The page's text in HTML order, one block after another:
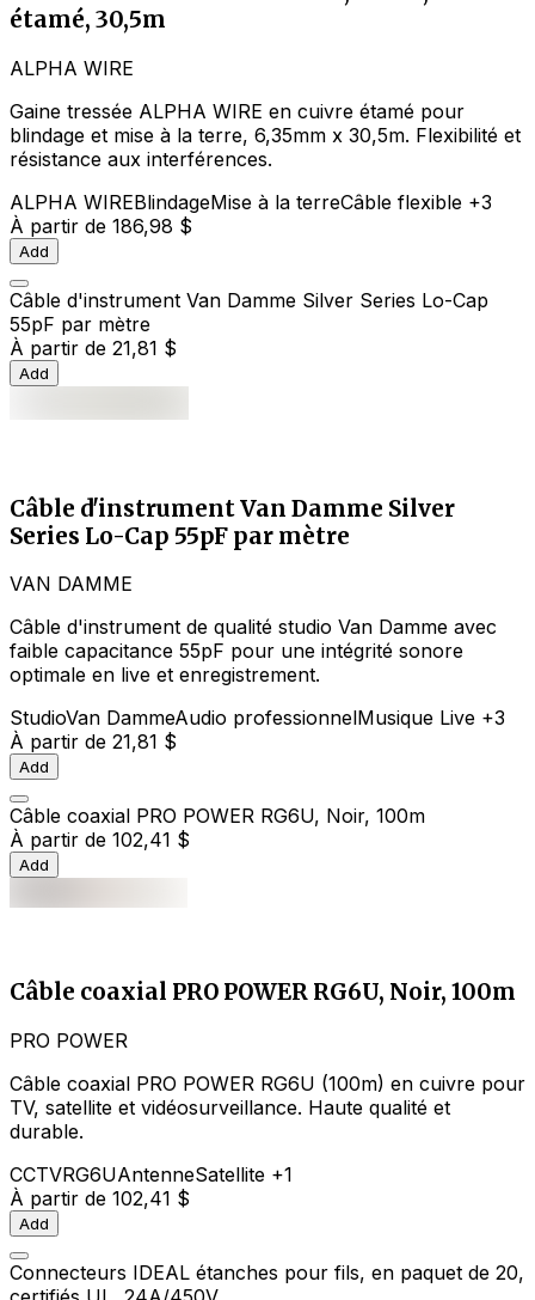
étamé, 30,5m
ALPHA WIRE
Gaine tressée ALPHA WIRE en cuivre étamé pour
blindage et mise à la terre, 6,35mm x 30,5m. Flexibilité et
résistance aux interférences.
ALPHA WIREBlindageMise à la terreCâble flexible +3
À partir de 186,98 $
Add
Câble d'instrument Van Damme Silver Series Lo-Cap
55pF par mètre
À partir de 21,81 $
Add
Câble d'instrument Van Damme Silver
Series Lo-Cap 55pF par mètre
VAN DAMME
Câble d'instrument de qualité studio Van Damme avec
faible capacitance 55pF pour une intégrité sonore
optimale en live et enregistrement.
StudioVan DammeAudio professionnelMusique Live +3
À partir de 21,81 $
Add
Câble coaxial PRO POWER RG6U, Noir, 100m
À partir de 102,41 $
Add
Câble coaxial PRO POWER RG6U, Noir, 100m
PRO POWER
Câble coaxial PRO POWER RG6U (100m) en cuivre pour
TV, satellite et vidéosurveillance. Haute qualité et
durable.
CCTVRG6UAntenneSatellite +1
À partir de 102,41 $
Add
Connecteurs IDEAL étanches pour fils, en paquet de 20,